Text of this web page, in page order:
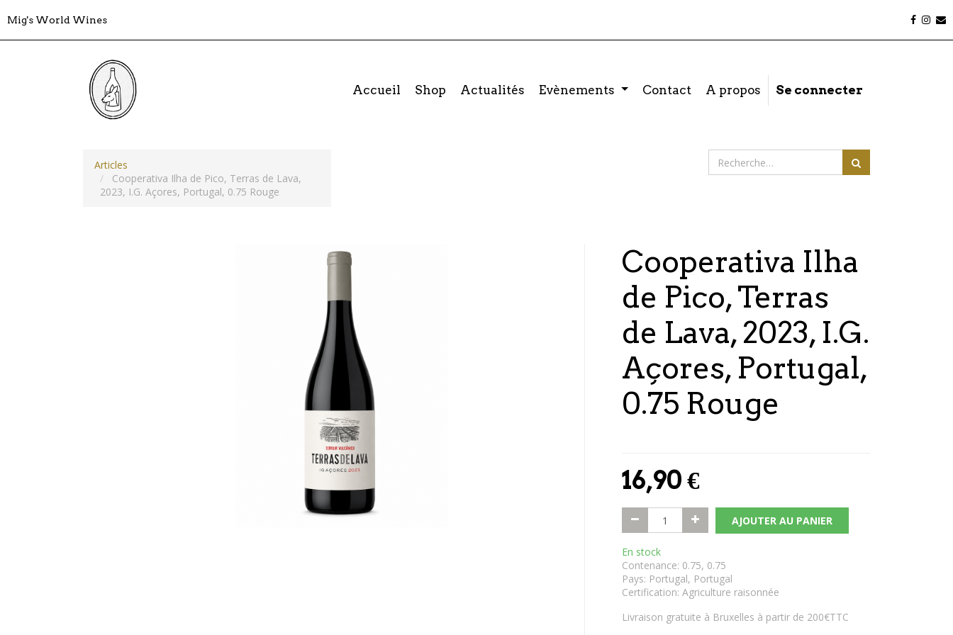
Mig's World Wines
Accueil Shop Actualités Evènements Contact A propos Se connecter
Articles
Cooperativa Ilha de Pico, Terras de Lava,
2023, I.G. Açores, Portugal, 0.75 Rouge
Cooperativa Ilha
de Pico, Terras
de Lava, 2023, I.G.
Açores, Portugal,
0.75 Rouge
16,90€
AJOUTER AU PANIER
En stock
Contenance: 0.75, 0.75
Pays: Portugal, Portugal
Certification: Agriculture raisonnée
Livraison gratuite à Bruxelles à partir de 200€TTC